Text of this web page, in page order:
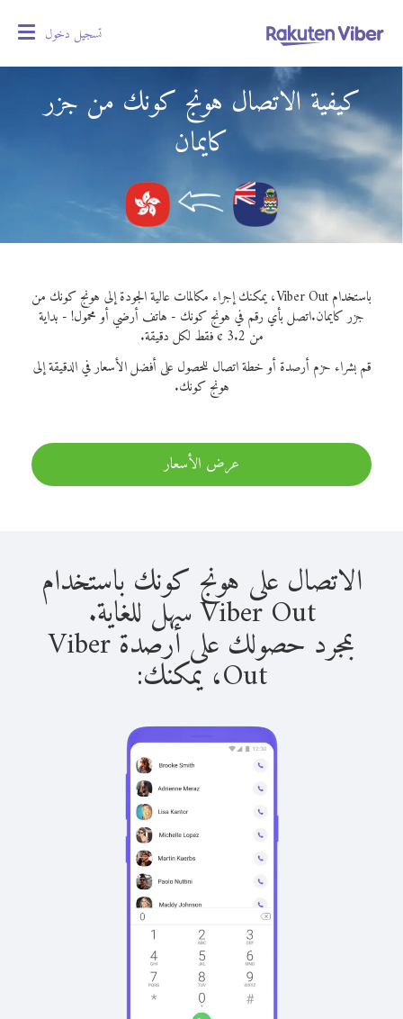
تسجيل دخول
كيفية الاتصال هونج كونك من جزر
كايمان
باستخدام Viber Out، يمكنك إجراء مكالمات عالية الجودة إلى هونج كونك من
جزر كايمان.اتصل بأي رقم في هونج كونك - هاتف أرضي أو محمول! - بداية
من 3.2 ¢ فقط لكل دقيقة.
قم بشراء حزم أرصدة أو خطة اتصال للحصول على أفضل الأسعار في الدقيقة إلى
هونج كونك.
عرض الأسعار
الاتصال على هونج كونك باستخدام
Viber Out سهل للغاية.
بمجرد حصولك على أرصدة Viber
Out، يمكنك: